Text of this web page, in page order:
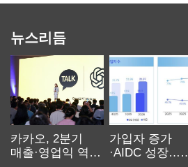
뉴스리듬
카카오, 2분기
매출·영업익 역대
가입자 증가
·AIDC 성장…